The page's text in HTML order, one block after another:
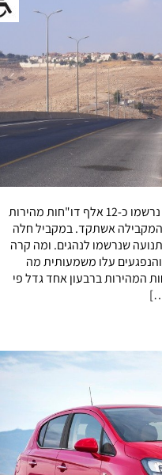
בשלושת החודשים הראשונים של 2015 נרשמו כ-12 אלף דו"חות מהירות
בתקופה המקבילה אשתקד. במקביל חלה
דו"חות התנועה שנרשמו לנהגים. ומה קרה
עלו משמעותית מה
ברבעון אחד גדל פי